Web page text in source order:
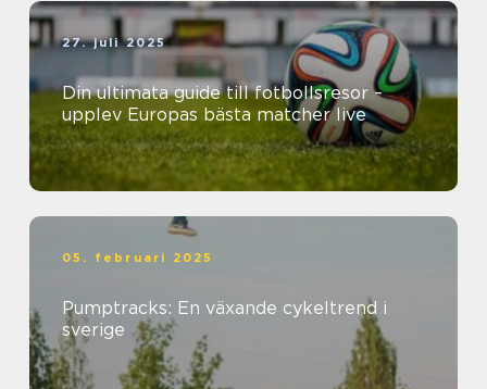
27. juli 2025
Din ultimata guide till fotbollsresor –
upplev Europas bästa matcher live
05. februari 2025
Pumptracks: En växande cykeltrend i
sverige